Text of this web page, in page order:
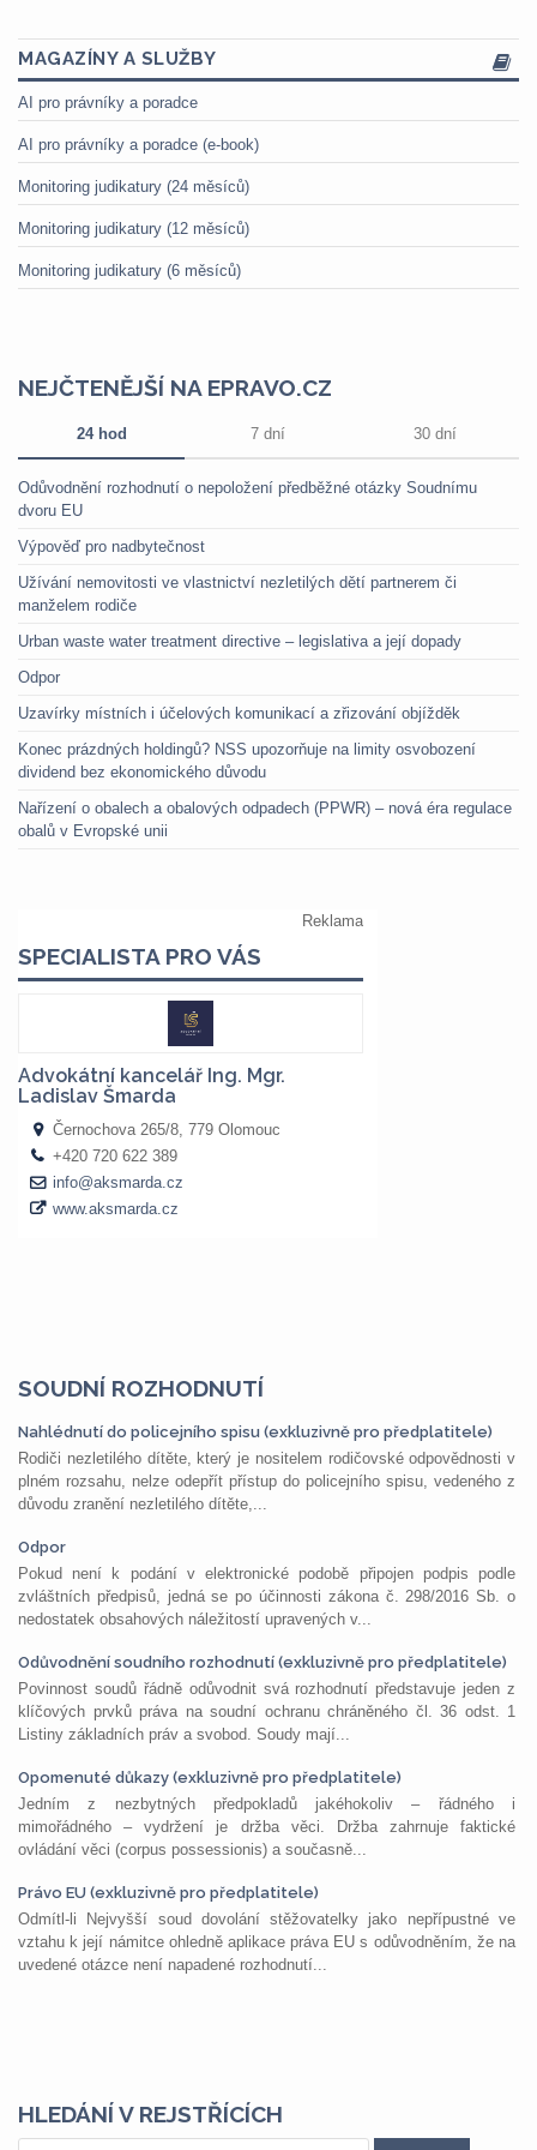
MAGAZÍNY A SLUŽBY
AI pro právníky a poradce
AI pro právníky a poradce (e-book)
Monitoring judikatury (24 měsíců)
Monitoring judikatury (12 měsíců)
Monitoring judikatury (6 měsíců)
NEJČTENĚJŠÍ NA EPRAVO.CZ
24 hod 7 dní 30 dní
Odůvodnění rozhodnutí o nepoložení předběžné otázky Soudnímu
dvoru EU
Výpověď pro nadbytečnost
Užívání nemovitosti ve vlastnictví nezletilých dětí partnerem či
manželem rodiče
Urban waste water treatment directive – legislativa a její dopady
Odpor
Uzavírky místních i účelových komunikací a zřizování objížděk
Konec prázdných holdingů? NSS upozorňuje na limity osvobození
dividend bez ekonomického důvodu
Nařízení o obalech a obalových odpadech (PPWR) – nová éra regulace
obalů v Evropské unii
SOUDNÍ ROZHODNUTÍ
Nahlédnutí do policejního spisu (exkluzivně pro předplatitele)
Rodiči nezletilého dítěte, který je nositelem rodičovské odpovědnosti v
plném rozsahu, nelze odepřít přístup do policejního spisu, vedeného z
důvodu zranění nezletilého dítěte,...
Odpor
Pokud není k podání v elektronické podobě připojen podpis podle
zvláštních předpisů, jedná se po účinnosti zákona č. 298/2016 Sb. o
nedostatek obsahových náležitostí upravených v...
Odůvodnění soudního rozhodnutí (exkluzivně pro předplatitele)
Povinnost soudů řádně odůvodnit svá rozhodnutí představuje jeden z
klíčových prvků práva na soudní ochranu chráněného čl. 36 odst. 1
Listiny základních práv a svobod. Soudy mají...
Opomenuté důkazy (exkluzivně pro předplatitele)
Jedním z nezbytných předpokladů jakéhokoliv – řádného i
mimořádného – vydržení je držba věci. Držba zahrnuje faktické
ovládání věci (corpus possessionis) a současně...
Právo EU (exkluzivně pro předplatitele)
Odmítl-li Nejvyšší soud dovolání stěžovatelky jako nepřípustné ve
vztahu k její námitce ohledně aplikace práva EU s odůvodněním, že na
uvedené otázce není napadené rozhodnutí...
HLEDÁNÍ V REJSTŘÍCÍCH